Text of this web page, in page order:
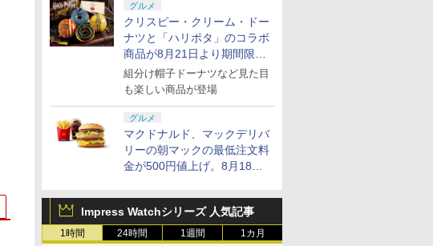
グルメ
クリスピー・クリーム・ドー
ナツと「ハリポタ」のコラボ
商品が8月21日より期間限定
で発売
組分け帽子ドーナツなど見た目
も楽しい商品が登場
グルメ
マクドナルド、マックデリバ
リーの朝マックの最低注文料
金が500円値上げ。8月18日
Impress Watchシリーズ 人気記事
1時間 24時間 1週間 1カ月